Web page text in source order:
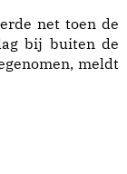
net toen de
bij buiten de
meldt